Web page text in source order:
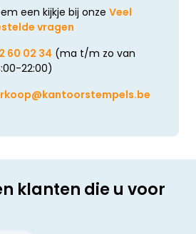
een kijkje bij onze Veel
vragen
60 02 34 (ma t/m zo van
22:00)
klanten die u voor